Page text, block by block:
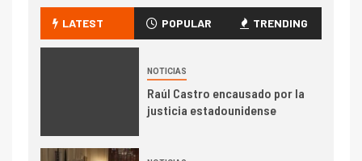
LATEST POPULAR TRENDING
NOTICIAS
Raúl Castro encausado por la
justicia estadounidense